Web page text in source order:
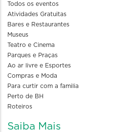
Todos os eventos
Atividades Gratuitas
Bares e Restaurantes
Museus
Teatro e Cinema
Parques e Praças
Ao ar livre e Esportes
Compras e Moda
Para curtir com a familia
Perto de BH
Roteiros
Saiba Mais